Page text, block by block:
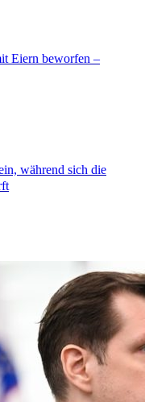
Eiern beworfen –
während sich die